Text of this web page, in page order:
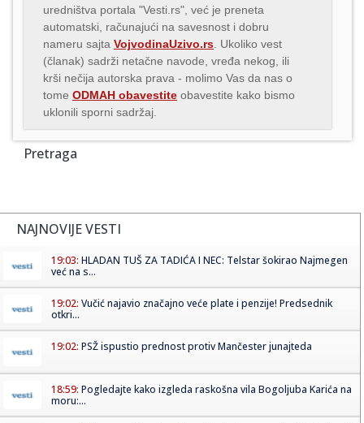
uredništva portala "Vesti.rs", već je preneta
automatski, računajući na savesnost i dobru
nameru sajta VojvodinaUzivo.rs . Ukoliko vest
(članak) sadrži netačne navode, vređa nekog, ili
krši nečija autorska prava - molimo Vas da nas o
tome ODMAH obavestite obavestite kako bismo
uklonili sporni sadržaj.
Pretraga
NAJNOVIJE VESTI
19:03: HLADAN TUŠ ZA TADIĆA I NEC: Telstar šokirao Najmegen
već na s...
19:02: Vučić najavio značajno veće plate i penzije! Predsednik
otkri...
19:02: PSŽ ispustio prednost protiv Mančester junajteda
18:59: Pogledajte kako izgleda raskošna vila Bogoljuba Karića na
moru:...